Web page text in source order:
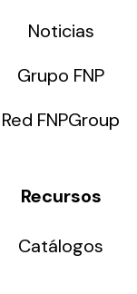
Noticias
Grupo FNP
Red FNPGroup
Recursos
Catálogos